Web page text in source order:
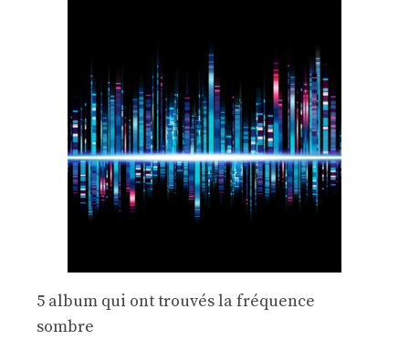
5 album qui ont trouvés la fréquence
sombre